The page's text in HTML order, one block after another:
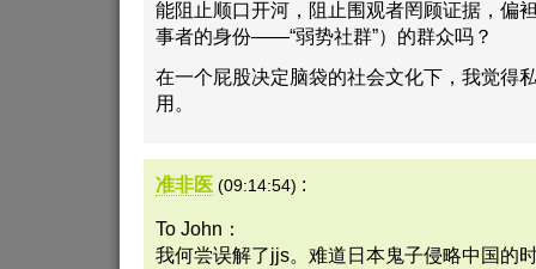
能阻止顺口开河，阻止围观者罔顾证据，偏
事者的身份——“弱势社群”）的群众吗？
在一个屁股决定脑袋的社会文化下，我觉得
用。
准非医 (09:14:54) :
To John：
我何尝误解了jjs。难道日本鬼子侵略中国的